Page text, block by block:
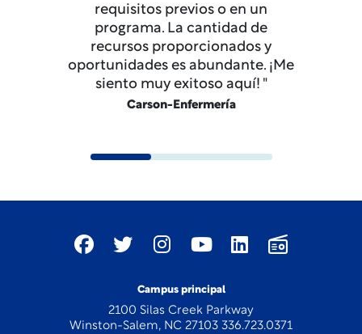
requisitos previos o en un
programa. La cantidad de
recursos proporcionados y
oportunidades es abundante. ¡Me
siento muy exitoso aquí! "
Carson-Enfermería
Campus principal
2100 Silas Creek Parkway
Winston-Salem, NC 27103 336.723.0371